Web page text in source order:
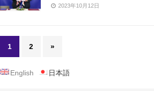
2023年10月12日
1 2 »
English 日本語